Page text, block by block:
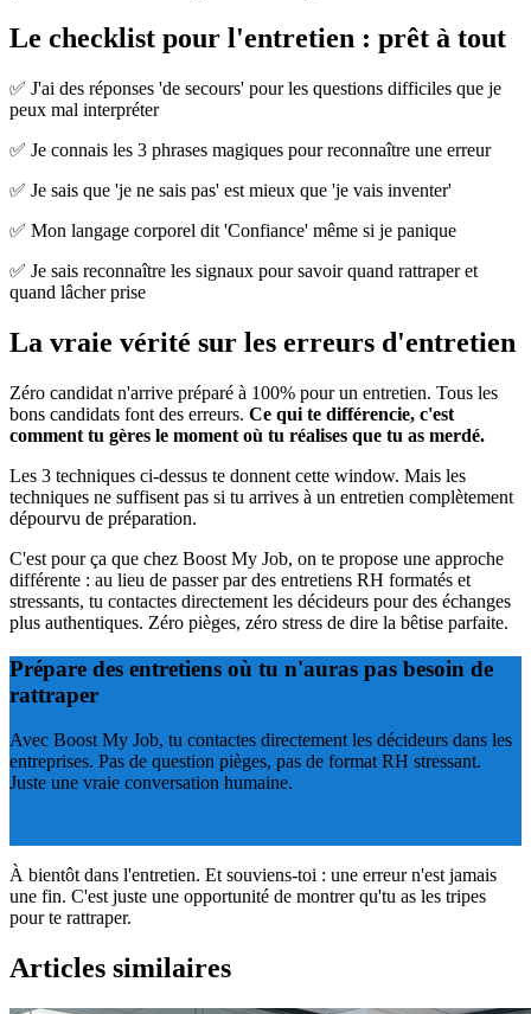
Le checklist pour l'entretien : prêt à tout
✅ J'ai des réponses 'de secours' pour les questions difficiles que je
peux mal interpréter
✅ Je connais les 3 phrases magiques pour reconnaître une erreur
✅ Je sais que 'je ne sais pas' est mieux que 'je vais inventer'
✅ Mon langage corporel dit 'Confiance' même si je panique
✅ Je sais reconnaître les signaux pour savoir quand rattraper et
quand lâcher prise
La vraie vérité sur les erreurs d'entretien
Zéro candidat n'arrive préparé à 100% pour un entretien. Tous les
bons candidats font des erreurs. Ce qui te différencie, c'est
comment tu gères le moment où tu réalises que tu as merdé.
Les 3 techniques ci-dessus te donnent cette window. Mais les
techniques ne suffisent pas si tu arrives à un entretien complètement
dépourvu de préparation.
C'est pour ça que chez Boost My Job, on te propose une approche
différente : au lieu de passer par des entretiens RH formatés et
stressants, tu contactes directement les décideurs pour des échanges
plus authentiques. Zéro pièges, zéro stress de dire la bêtise parfaite.
Prépare des entretiens où tu n'auras pas besoin de
rattraper
Avec Boost My Job, tu contactes directement les décideurs dans les
entreprises. Pas de question pièges, pas de format RH stressant.
Juste une vraie conversation humaine.
À bientôt dans l'entretien. Et souviens-toi : une erreur n'est jamais
une fin. C'est juste une opportunité de montrer qu'tu as les tripes
pour te rattraper.
Articles similaires